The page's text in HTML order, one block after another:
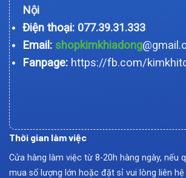
Nội
Điện thoại: 077.39.31.333
Email:shopkimkhiadong
Fanpage: https://fb.com/
Thời gian làm việc
Cửa hàng làm việc từ 8-20h hàng ngày, nếu
mua số lượng lớn hoặc đặt sỉ vui lòng liên